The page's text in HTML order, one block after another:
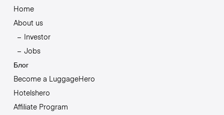
Home
About us
Investor
Jobs
Блог
Become a LuggageHero
Hotelshero
Affiliate Program